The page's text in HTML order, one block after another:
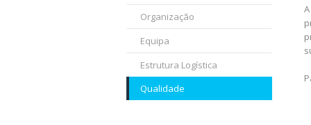
Organização
Equipa
Estrutura Logística
Qualidade